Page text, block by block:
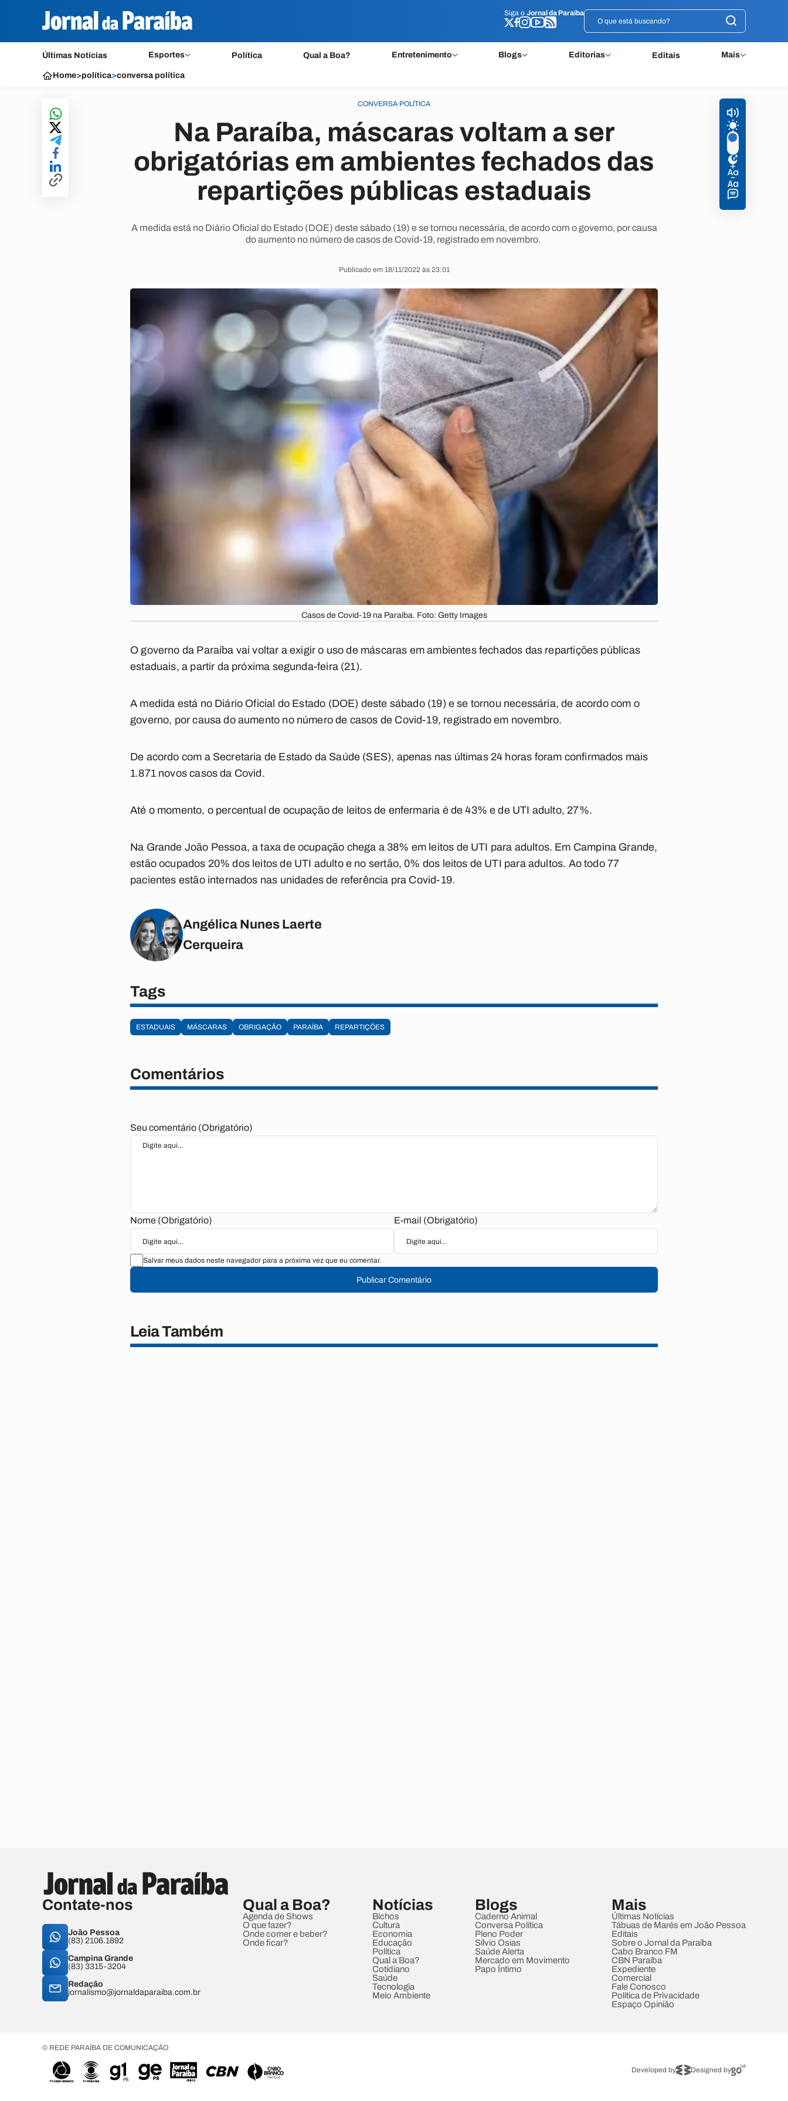
Siga o Jornal da Paraíba
Últimas Notícias Esportes Política Qual a Boa? Entretenimento Blogs Editorias Editais Mais
Siga o Jornal da Paraíba
Home>política>conversa política
CONVERSA POLÍTICA
Na Paraíba, máscaras voltam a ser
obrigatórias em ambientes fechados das
repartições públicas estaduais
A medida está no Diário Oficial do Estado (DOE) deste sábado (19) e se tornou necessária, de acordo com o governo, por causa
do aumento no número de casos de Covid-19, registrado em novembro.
Publicado em 18/11/2022 às 23:01
Casos de Covid-19 na Paraíba. Foto: Getty Images
O governo da Paraíba vai voltar a exigir o uso de máscaras em ambientes fechados das repartições públicas
estaduais, a partir da próxima segunda-feira (21).
A medida está no Diário Oficial do Estado (DOE) deste sábado (19) e se tornou necessária, de acordo com o
governo, por causa do aumento no número de casos de Covid-19, registrado em novembro.
De acordo com a Secretaria de Estado da Saúde (SES), apenas nas últimas 24 horas foram confirmados mais
1.871 novos casos da Covid.
Até o momento, o percentual de ocupação de leitos de enfermaria é de 43% e de UTI adulto, 27%.
Na Grande João Pessoa, a taxa de ocupação chega a 38% em leitos de UTI para adultos. Em Campina Grande,
estão ocupados 20% dos leitos de UTI adulto e no sertão, 0% dos leitos de UTI para adultos. Ao todo 77
pacientes estão internados nas unidades de referência pra Covid-19.
Angélica Nunes Laerte
Cerqueira
Tags
ESTADUAIS MÁSCARAS OBRIGAÇÃO PARAÍBA REPARTIÇÕES
Comentários
Seu comentário (Obrigatório)
Nome (Obrigatório) E-mail (Obrigatório)
Salvar meus dados neste navegador para a próxima vez que eu comentar.
Publicar Comentário
Leia Também
Contate-nos
João Pessoa
(83) 2106.1892
Campina Grande
(83) 3315-3204
Redação
jornalismo@jornaldaparaiba.com.br
Qual a Boa?
Agenda de Shows
O que fazer?
Onde comer e beber?
Onde ficar?
Notícias
Bichos
Cultura
Economia
Educação
Política
Qual a Boa?
Cotidiano
Saúde
Tecnologia
Meio Ambiente
Blogs
Caderno Animal
Conversa Política
Pleno Poder
Sílvio Osias
Saúde Alerta
Mercado em Movimento
Papo Íntimo
Mais
Últimas Notícias
Tábuas de Marés em João Pessoa
Editais
Sobre o Jornal da Paraíba
Cabo Branco FM
CBN Paraíba
Expediente
Comercial
Fale Conosco
Política de Privacidade
Espaço Opinião
© REDE PARAÍBA DE COMUNICAÇÃO
Developed by Designed by